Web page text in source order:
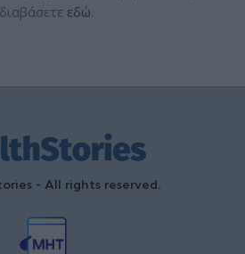
εδώ.
- All rights reserved.